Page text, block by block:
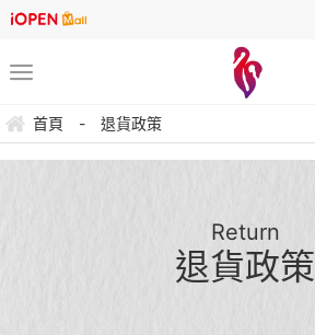
首頁 - 退貨政策
Return
退貨政策